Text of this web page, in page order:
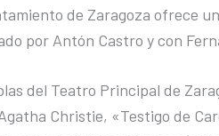
de Zaragoza ofrece
por Antón Castro y con
del Teatro Principal de
Christie, «Testigo de